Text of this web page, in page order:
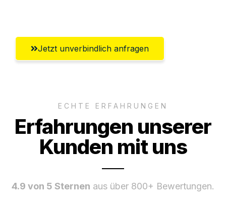
Jetzt unverbindlich anfragen
ECHTE ERFAHRUNGEN
Erfahrungen unserer
Kunden mit uns
4.9 von 5 Sternen aus über 800+ Bewertungen.